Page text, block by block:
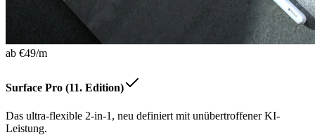
ab €49/m
Surface Pro (11. Edition)
Das ultra-flexible 2-in-1, neu definiert mit unübertroffener KI-
Leistung.